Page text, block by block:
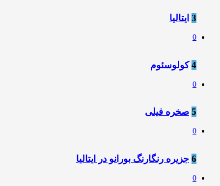
3 ایتالیا
0
4 کولوسئوم
0
5 صخره فیلی
0
6 جزیره رنگارنگ بورانو در ایتالیا
0